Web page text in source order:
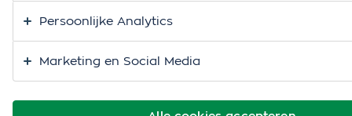
zorgbehoefte past. Maar dat kan soms lastiger zijn
Persoonlijke Analytics
Marketing en Social Media